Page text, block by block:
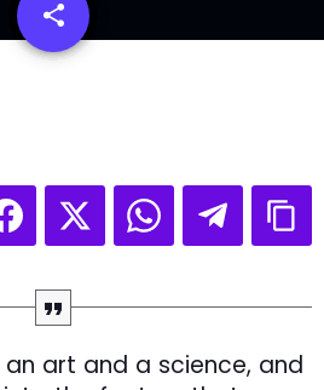
share
email
art and a science, and